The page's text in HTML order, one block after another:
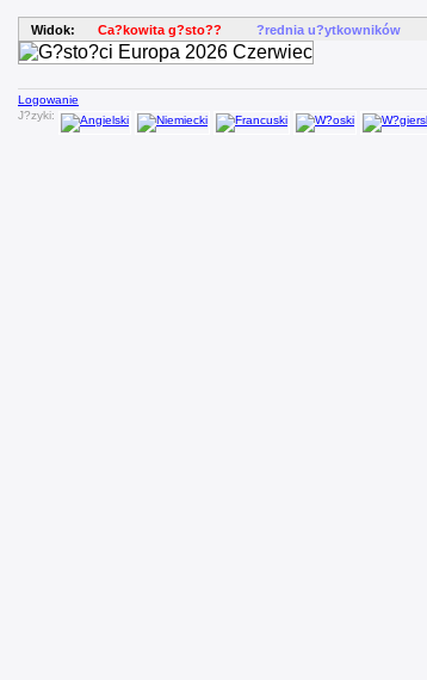
Widok: Ca?kowita g?sto?? ?rednia u?ytkowników
Logowanie
J?zyki: